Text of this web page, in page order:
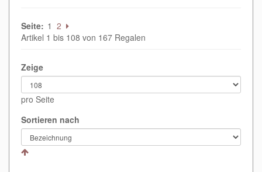
Seite: 1 2
Artikel 1 bis 108 von 167 Regalen
Zeige
pro Seite
Sortieren nach